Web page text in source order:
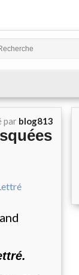
par blog813